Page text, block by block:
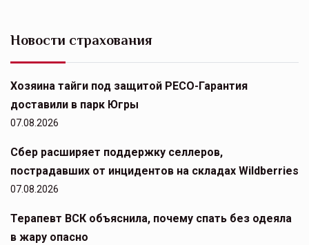
Новости страхования
Хозяина тайги под защитой РЕСО-Гарантия
доставили в парк Югры
07.08.2026
Сбер расширяет поддержку селлеров,
пострадавших от инцидентов на складах Wildberries
07.08.2026
Терапевт ВСК объяснила, почему спать без одеяла
в жару опасно